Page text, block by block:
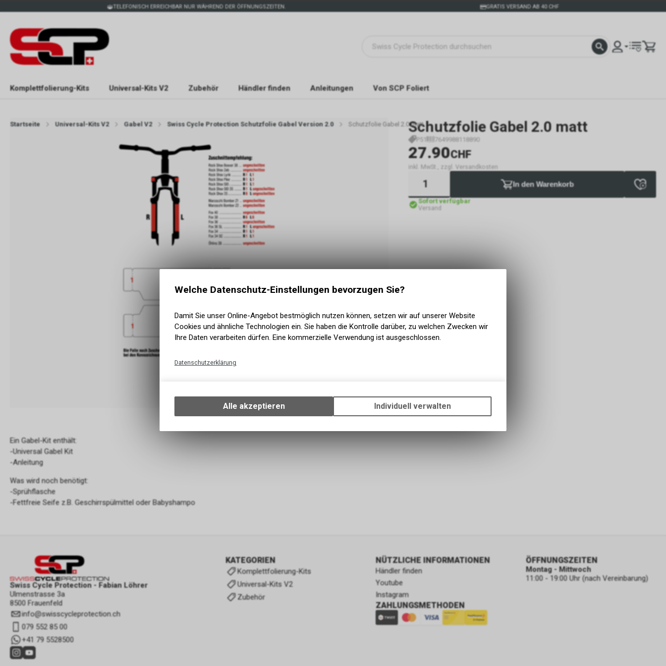
TELEFONISCH ERREICHBAR NUR WÄHREND DER ÖFFNUNGSZEITEN. GRATIS VERSAND AB 40 CHF
Komplettfolierung-Kits Universal-Kits V2 Zubehör Händler finden Anleitungen Von SCP Foliert
Startseite Universal-Kits V2 Gabel V2 Swiss Cycle Protection Schutzfolie Gabel Version 2.0 Schutzfolie Gabel 2.0 mattSchutzfolie Gabel 2.0 matt
P51 7649988118890
27.90CHF
inkl. MwSt., zzgl. Versandkosten
In den Warenkorb
Sofort verfügbar
Versand
Ein Gabel-Kit enthält:
-Universal Gabel Kit
-Anleitung
Was wird noch benötigt:
-Sprühflasche
-Fettfreie Seife z.B. Geschirrspülmittel oder Babyshampo
Swiss Cycle Protection - Fabian Löhrer
Ulmenstrasse 3a
8500 Frauenfeld
info@swisscycleprotection.ch
079 552 85 00
+41 79 5528500
KATEGORIEN
Komplettfolierung-Kits
Universal-Kits V2
Zubehör
NÜTZLICHE INFORMATIONEN
Händler finden
Youtube
Instagram
ZAHLUNGSMETHODEN
ÖFFNUNGSZEITEN
Montag - Mittwoch
11:00 - 19:00 Uhr (nach Vereinbarung)
Welche Datenschutz-Einstellungen bevorzugen Sie?
Damit Sie unser Online-Angebot bestmöglich nutzen können, setzen wir auf unserer Website
Cookies und ähnliche Technologien ein. Sie haben die Kontrolle darüber, zu welchen Zwecken wir
Ihre Daten verarbeiten dürfen. Eine kommerzielle Verwendung ist ausgeschlossen.
Datenschutzerklärung
Ihrem Gerät, um die grundlegenden Funktionen unseres Online-Angebots, wie die
Verwendung des Warenkorbs, zu ermöglichen. Bitte beachten Sie, dass die
zulassen.
Alle akzeptieren Individuell verwalten